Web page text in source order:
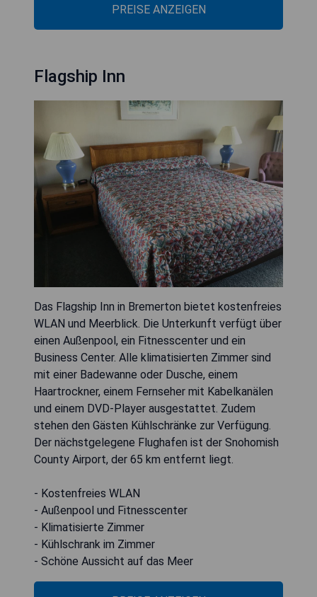
PREISE ANZEIGEN
Flagship Inn
Das Flagship Inn in Bremerton bietet kostenfreies
WLAN und Meerblick. Die Unterkunft verfügt über
einen Außenpool, ein Fitnesscenter und ein
Business Center. Alle klimatisierten Zimmer sind
mit einer Badewanne oder Dusche, einem
Haartrockner, einem Fernseher mit Kabelkanälen
und einem DVD-Player ausgestattet. Zudem
stehen den Gästen Kühlschränke zur Verfügung.
Der nächstgelegene Flughafen ist der Snohomish
County Airport, der 65 km entfernt liegt.
- Kostenfreies WLAN
- Außenpool und Fitnesscenter
- Klimatisierte Zimmer
- Kühlschrank im Zimmer
- Schöne Aussicht auf das Meer